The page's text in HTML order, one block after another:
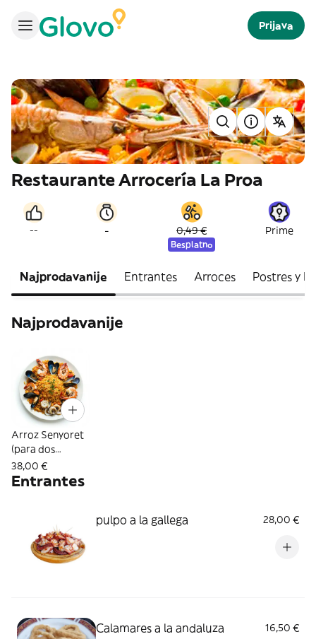
Prijava
Restaurante Arrocería La Proa
-- - 0,49 €
Besplatno
Prime
Najprodavanije Entrantes Arroces Postres y
Najprodavanije
Arroz Senyoret
(para dos
personas)
38,00 €
Entrantes
pulpo a la gallega 28,00 €
Calamares a la andaluza 16,50 €